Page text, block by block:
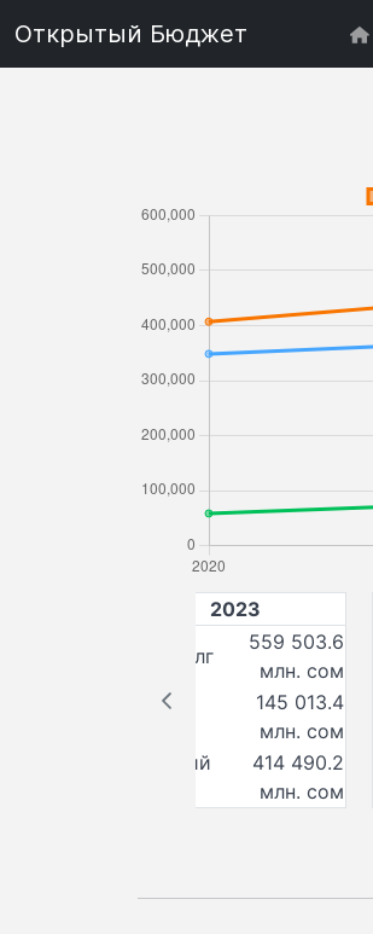
Открытый Бюджет
2023
Гос. долг
559 503.6
млн. сом
Внутр.
145 013.4
млн. сом
Внешний
414 490.2
млн. сом